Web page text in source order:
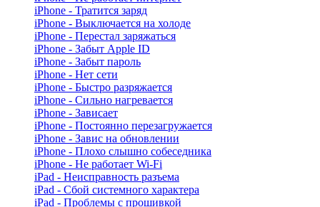
iPhone - Тратится заряд
iPhone - Выключается на холоде
iPhone - Перестал заряжаться
iPhone - Забыт Apple ID
iPhone - Забыт пароль
iPhone - Нет сети
iPhone - Быстро разряжается
iPhone - Сильно нагревается
iPhone - Зависает
iPhone - Постоянно перезагружается
iPhone - Завис на обновлении
iPhone - Плохо слышно собеседника
iPhone - Не работает Wi-Fi
iPad - Неисправность разъема
iPad - Сбой системного характера
iPad - Проблемы с прошивкой